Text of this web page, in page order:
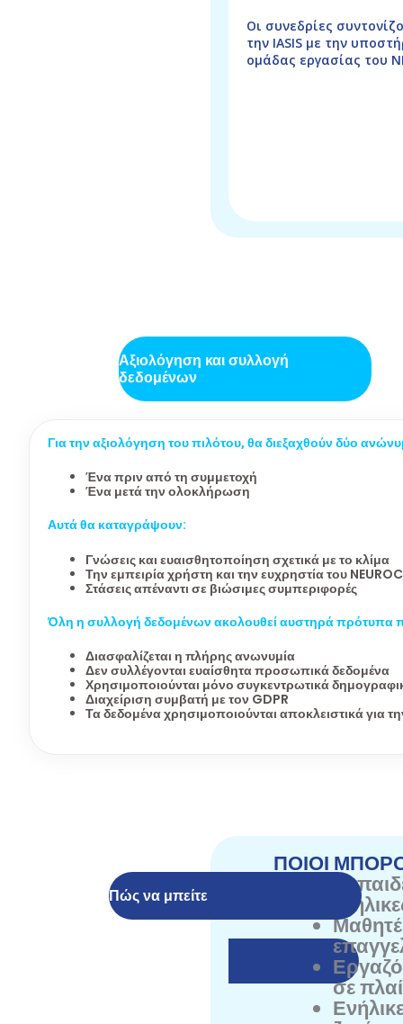
Οι συνεδρίες
την IASIS με την
ομάδας εργασίας του
Αξιολόγηση και συλλογή
δεδομένων
Για την αξιολόγηση του πιλότου, θα διεξαχθούν δύο
Ένα πριν από τη συμμετοχή
Ένα μετά την ολοκλήρωση
Αυτά θα καταγράψουν:
Γνώσεις και ευαισθητοποίηση σχετικά με το κλίμα
Την εμπειρία χρήστη και την ευχρηστία του
Στάσεις απέναντι σε βιώσιμες συμπεριφορές
Όλη η συλλογή δεδομένων ακολουθεί αυστηρά πρότυπα
Διασφαλίζεται η πλήρης ανωνυμία
Δεν συλλέγονται ευαίσθητα προσωπικά δεδομένα
Χρησιμοποιούνται μόνο συγκεντρωτικά
Διαχείριση συμβατή με τον GDPR
Τα δεδομένα χρησιμοποιούνται αποκλειστικά για
Πώς να μπείτε
ΠΟΙΟΙ
σε